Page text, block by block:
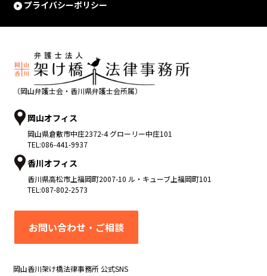
プライバシーポリシー
（岡山弁護士会・香川県弁護士会所属）
岡山オフィス
岡山県倉敷市中庄2372-4 グローリー中庄101
TEL:086-441-9937
香川オフィス
香川県高松市 上福岡町2007-10 ル・キューブ上福岡町101
TEL:087-802-2573
お問い合わせ・ご相談
岡山香川架け橋法律事務所 公式SNS